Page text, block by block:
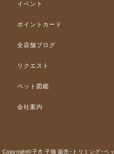
イベント
ポイントカード
全店舗ブログ
リクエスト
ペット図鑑
会社案内
Copyright©子犬 子猫 販売･トリミング･ペ